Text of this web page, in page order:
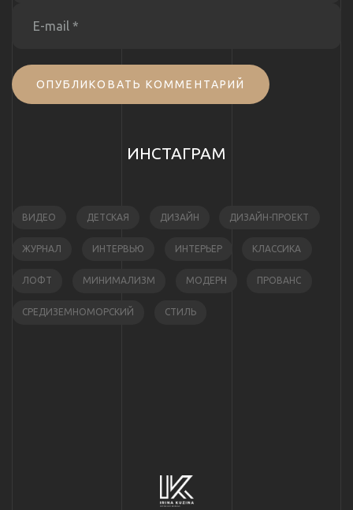
ОПУБЛИКОВАТЬ КОММЕНТАРИЙ
ИНСТАГРАМ
ВИДЕО ДЕТСКАЯ ДИЗАЙН ДИЗАЙН-ПРОЕКТ
ЖУРНАЛ ИНТЕРВЬЮ ИНТЕРЬЕР КЛАССИКА
ЛОФТ МИНИМАЛИЗМ МОДЕРН ПРОВАНС
СРЕДИЗЕМНОМОРСКИЙ СТИЛЬ